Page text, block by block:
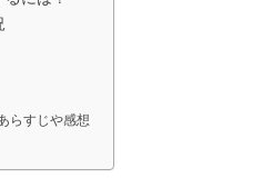
らすじや感想